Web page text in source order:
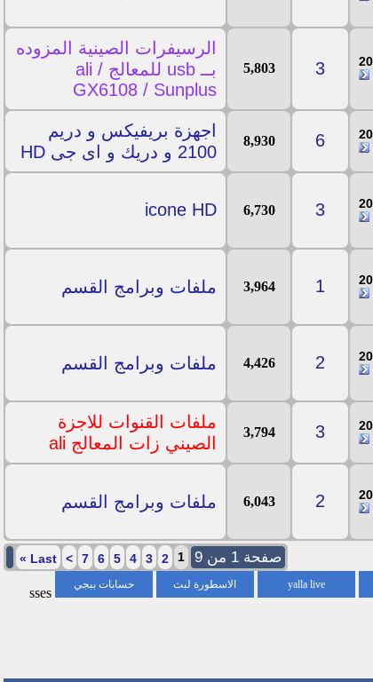
3
5,803
الرسيفرات الصينية المزوده
بــ usb للمعالج ali /
GX6108 / Sunplus
6
8,930
اجهزة بريفيكس و دريم
2100 و دريك و اى جى HD
3
6,730
icone HD
1
3,964 ملفات وبرامج القسم
2
4,426 ملفات وبرامج القسم
3
3,794
ملفات القنوات للاجزة
الصيني زات المعالج ali
2
6,043 ملفات وبرامج القسم
صفحة 1 من 9 1
2
3
4
5
6
7
>
Last
»
yalla live الاسطورة لبث حسابات ببجي
sses